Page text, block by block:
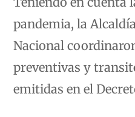
pandemia, la
Nacional
preventivas y
emitidas en el